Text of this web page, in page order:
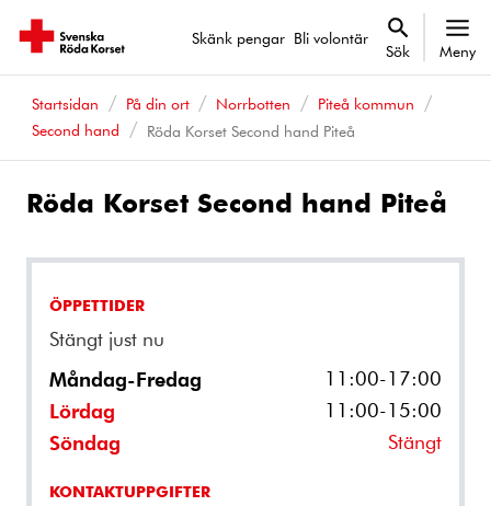
Skänk pengar Bli volontär
Sök Meny
Startsidan På din ort Norrbotten
Piteå kommun
Second hand
Röda Korset Second hand Piteå
Röda Korset Second hand Piteå
ÖPPETTIDER
Stängt just nu
Måndag-Fredag 11:00-17:00
Lördag 11:00-15:00
Söndag Stängt
KONTAKTUPPGIFTER